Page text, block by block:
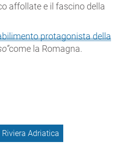
affollate e il fascino della
protagonista della
come la Romagna.
Riviera Adriatica